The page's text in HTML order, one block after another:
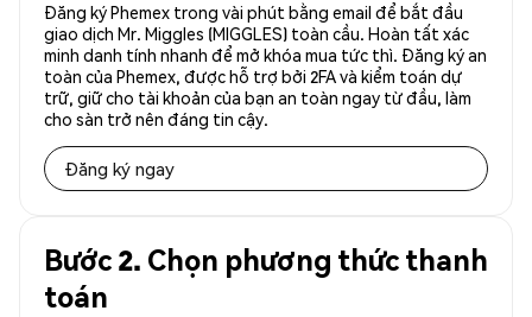
Đăng ký Phemex trong vài phút bằng email để bắt đầu
giao dịch Mr. Miggles (MIGGLES) toàn cầu. Hoàn tất xác
minh danh tính nhanh để mở khóa mua tức thì. Đăng ký an
toàn của Phemex, được hỗ trợ bởi 2FA và kiểm toán dự
trữ, giữ cho tài khoản của bạn an toàn ngay từ đầu, làm
cho sàn trở nên đáng tin cậy.
Đăng ký ngay
Bước 2. Chọn phương thức thanh
toán